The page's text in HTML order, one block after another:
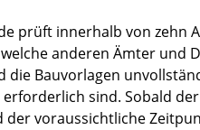
prüft innerhalb von zehn
anderen Ämter und
die Bauvorlagen
erforderlich sind. Sobald
der voraussichtliche